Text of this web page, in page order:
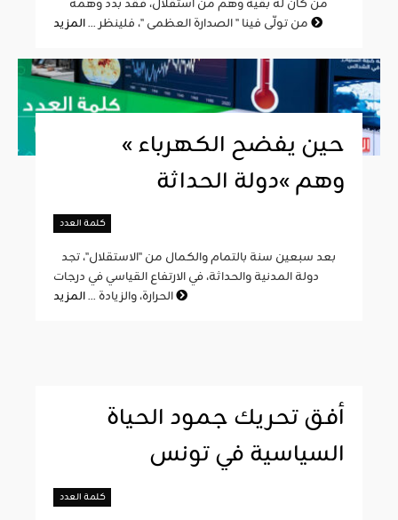
من تولّى فينا " الصدارة العظمى "، فلينظر ...
« حين يفضح الكهرباء
وهم »دولة الحداثة
كلمة العدد
دولة المدنية والحداثة، في الارتفاع القياسي في درجات
الحرارة، والزيادة ...
أفق تحريك جمود الحياة
السياسية في تونس
كلمة العدد